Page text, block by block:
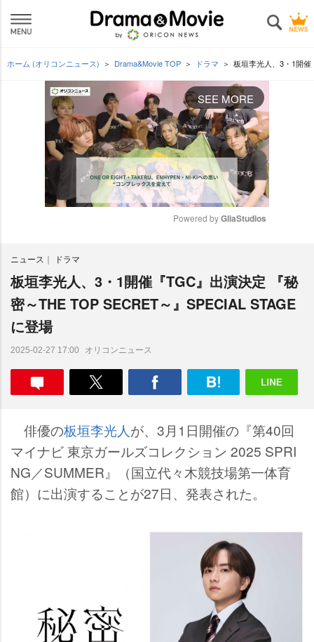
ホーム (オリコンニュース) Drama&Movie TOP ドラマ 板垣李光人、3・1開
SEE MORE
e
Powered by GliaStudios
ニュース ドラマ
板垣李光人、3・1開催『TGC』出演決定 『秘
密～THE TOP SECRET～』SPECIAL STAGE
に登場
2025-02-27 17:00 オリコンニュース
俳優の板垣李光人が、3月1日開催の『第40回
マイナビ 東京ガールズコレクション 2025 SPRI
NG／SUMMER』（国立代々木競技場第一体育
館）に出演することが27日、発表された。